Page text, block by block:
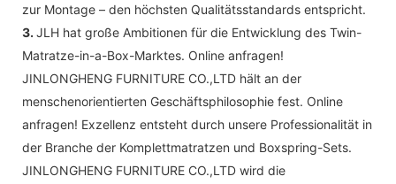
zur Montage – den höchsten Qualitätsstandards entspricht.
3. JLH hat große Ambitionen für die Entwicklung des Twin-
Matratze-in-a-Box-Marktes. Online anfragen!
JINLONGHENG FURNITURE CO.,LTD hält an der
menschenorientierten Geschäftsphilosophie fest. Online
anfragen! Exzellenz entsteht durch unsere Professionalität in
der Branche der Komplettmatratzen und Boxspring-Sets.
JINLONGHENG FURNITURE CO.,LTD wird die